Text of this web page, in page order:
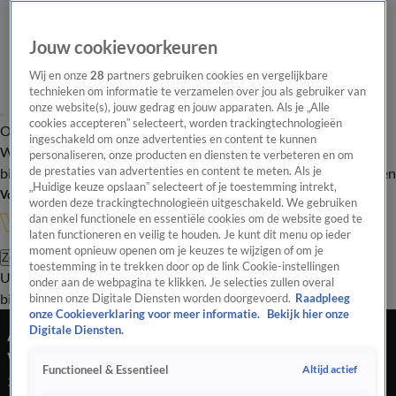
Overzicht Onze programma's Uitzendingen Onze gezichten
In de
WandelgangenInterviewsUitzending
bijwonenPodcastShopVeelgestelde vragenKijkersvraag insturen
Volg Vandaag Inside
Zoeken
UitzendingenVandaag InsideDe OranjezomerShopUitzending
bijwonen
Angela de Jong wordt verrast met felicitaties
van onder andere Gordon en Wendy van Dijk
24 feb 2022, 00:40
Jouw cookievoorkeuren
Wij en onze28 partners gebruiken cookies en vergelijkbare
technieken om informatie te verzamelen over jou als gebruiker van
onze website(s), jouw gedrag en jouw apparaten. Als je „Alle
cookies accepteren” selecteert, worden trackingtechnologieën
ingeschakeld om onze advertenties en content te kunnen
personaliseren, onze producten en diensten te verbeteren en om
de prestaties van advertenties en content te meten. Als je
„Huidige keuze opslaan” selecteert of je toestemming intrekt,
worden deze trackingtechnologieën uitgeschakeld. We gebruiken
dan enkel functionele en essentiële cookies om de website goed te
laten functioneren en veilig te houden. Je kunt dit menu op ieder
moment opnieuw openen om je keuzes te wijzigen of om je
toestemming in te trekken door op de link Cookie-instellingen
onder aan de webpagina te klikken. Je selecties zullen overal
binnen onze Digitale Diensten worden doorgevoerd. Raadpleeg
onze Cookieverklaring voor meer informatie.
Bekijk hier onze
Digitale Diensten.
Functioneel & Essentieel Altijd actief